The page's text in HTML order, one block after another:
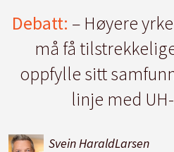
Debatt: – Høyere
må få
oppfylle sitt
linje med
Svein HaraldLarsen